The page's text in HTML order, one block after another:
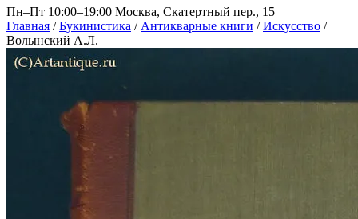
Пн–Пт 10:00–19:00 Москва, Скатертный пер., 15
Главная / Букинистика / Антикварные книги / Искусство /
Волынский А.Л.